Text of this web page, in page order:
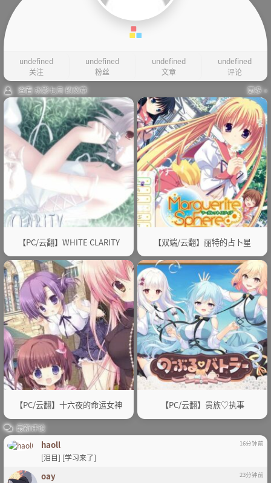
undefined
关注
undefined
粉丝
undefined
文章
undefined
评论
查看 水影七月 的文章
更多 »
【PC/云翻】WHITE CLARITY 【双端/云翻】丽特的占卜星
【PC/云翻】十六夜的命运女神 【PC/云翻】贵族♡执事
最新评论
haoll 16分钟前
[泪目] [学习来了]
oay 23分钟前